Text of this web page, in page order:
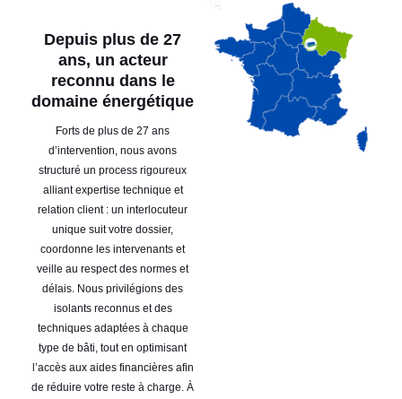
Depuis plus de 27
ans, un acteur
reconnu dans le
domaine énergétique
Forts de plus de 27 ans
d’intervention, nous avons
structuré un process rigoureux
alliant expertise technique et
relation client : un interlocuteur
unique suit votre dossier,
coordonne les intervenants et
veille au respect des normes et
délais. Nous privilégions des
isolants reconnus et des
techniques adaptées à chaque
type de bâti, tout en optimisant
l’accès aux aides financières afin
de réduire votre reste à charge. À